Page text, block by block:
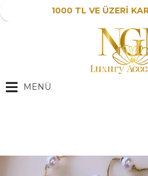
1000 TL VE ÜZERİ
MENÜ